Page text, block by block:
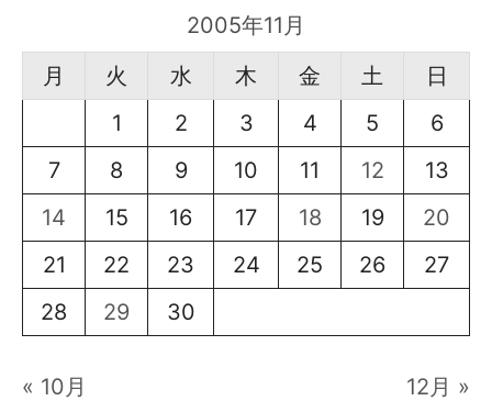
2005年11月
月
火 水 木 金 土
日
1
2 3 4 5
6
7
8 9 10 11 12
13
14
15 16 17 18 19
20
21
22 23 24 25 26
27
28
29 30
« 10月 12月 »